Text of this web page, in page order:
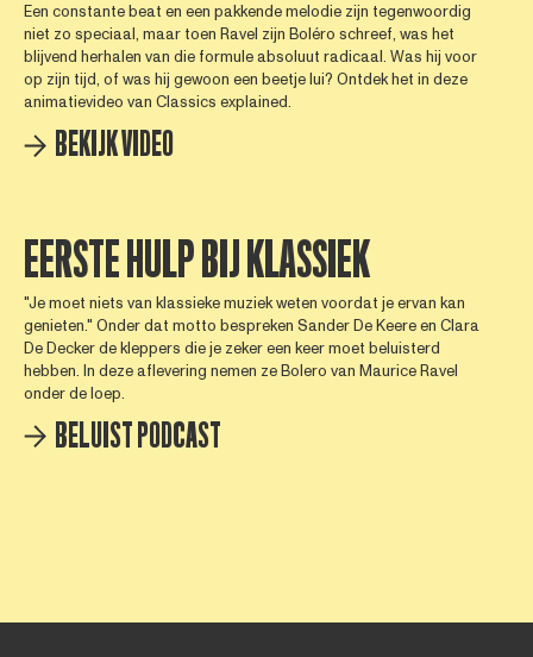
Een constante beat en een pakkende melodie zijn tegenwoordig
niet zo speciaal, maar toen Ravel zijn Boléro schreef, was het
blijvend herhalen van die formule absoluut radicaal. Was hij voor
op zijn tijd, of was hij gewoon een beetje lui? Ontdek het in deze
animatievideo van Classics explained.
BEKIJK VIDEO
EERSTE HULP BIJ KLASSIEK
"Je moet niets van klassieke muziek weten voordat je ervan kan
genieten." Onder dat motto bespreken Sander De Keere en Clara
De Decker de kleppers die je zeker een keer moet beluisterd
hebben. In deze aflevering nemen ze Bolero van Maurice Ravel
onder de loep.
BELUIST PODCAST